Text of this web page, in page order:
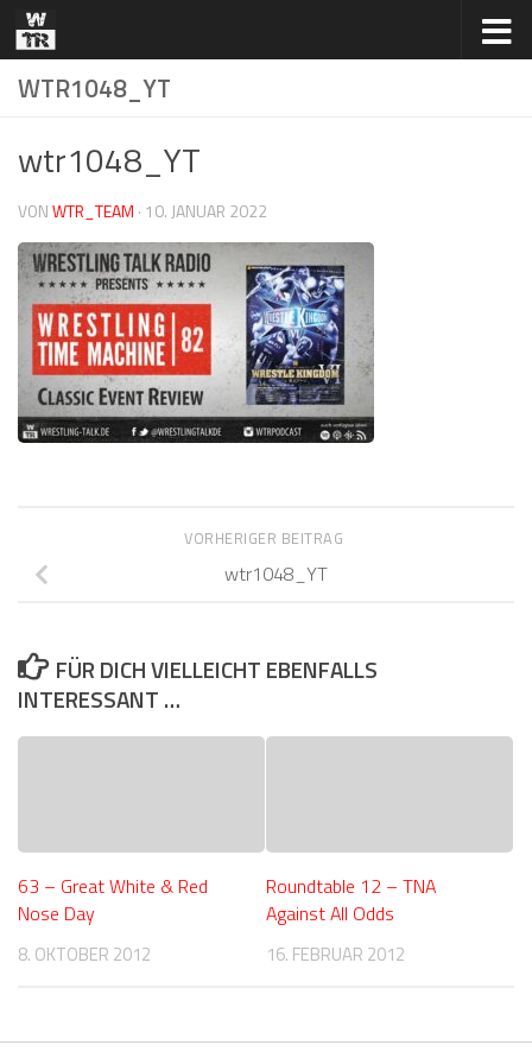
Zum Inhalt springen
WTR1048_YT
wtr1048_YT
VONWTR_TEAM · 10. JANUAR 2022
VORHERIGER BEITRAG
wtr1048_YT
FÜR DICH VIELLEICHT EBENFALLS
INTERESSANT …
63 – Great White & Red
Nose Day
8. OKTOBER 2012
Roundtable 12 – TNA
Against All Odds
16. FEBRUAR 2012